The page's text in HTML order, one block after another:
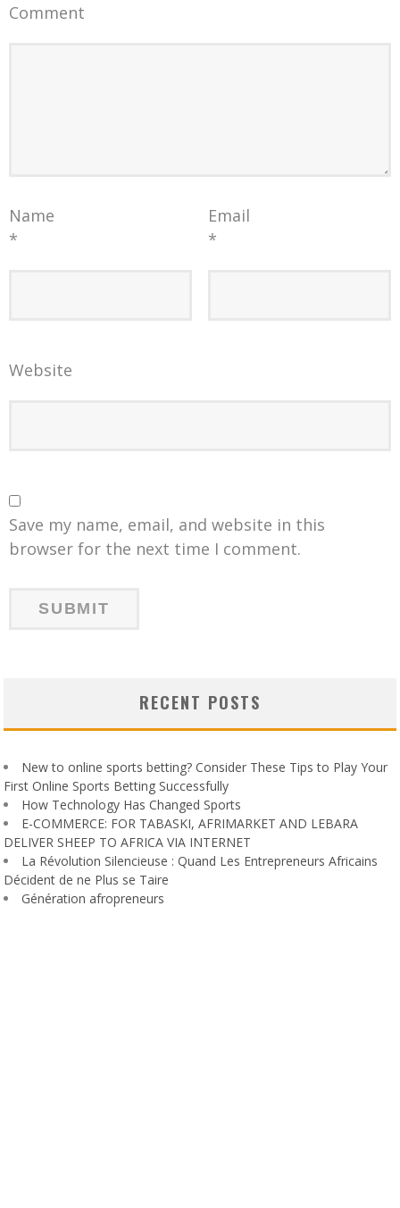
Comment
Name
*
Email
*
Website
Save my name, email, and website in this
browser for the next time I comment.
RECENT POSTS
New to online sports betting? Consider These Tips to Play Your
First Online Sports Betting Successfully
How Technology Has Changed Sports
E-COMMERCE: FOR TABASKI, AFRIMARKET AND LEBARA
DELIVER SHEEP TO AFRICA VIA INTERNET
La Révolution Silencieuse : Quand Les Entrepreneurs Africains
Décident de ne Plus se Taire
Génération afropreneurs